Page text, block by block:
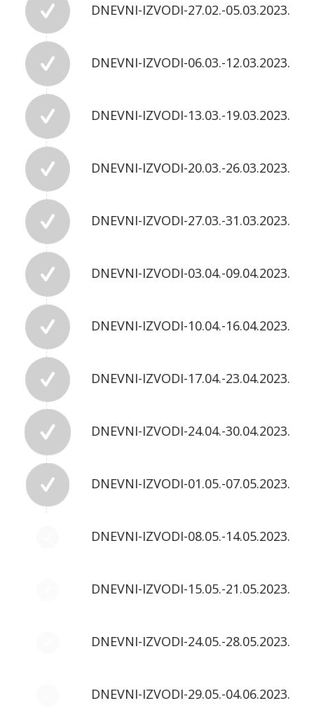
DNEVNI-IZVODI-27.02.-05.03.2023.
DNEVNI-IZVODI-06.03.-12.03.2023.
DNEVNI-IZVODI-13.03.-19.03.2023.
DNEVNI-IZVODI-20.03.-26.03.2023.
DNEVNI-IZVODI-27.03.-31.03.2023.
DNEVNI-IZVODI-03.04.-09.04.2023.
DNEVNI-IZVODI-10.04.-16.04.2023.
DNEVNI-IZVODI-17.04.-23.04.2023.
DNEVNI-IZVODI-24.04.-30.04.2023.
DNEVNI-IZVODI-01.05.-07.05.2023.
DNEVNI-IZVODI-08.05.-14.05.2023.
DNEVNI-IZVODI-15.05.-21.05.2023.
DNEVNI-IZVODI-24.05.-28.05.2023.
DNEVNI-IZVODI-29.05.-04.06.2023.